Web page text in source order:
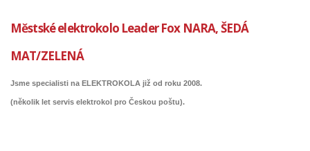
Městské elektrokolo Leader Fox NARA, ŠEDÁ
MAT/ZELENÁ
Jsme specialisti na ELEKTROKOLA již od roku 2008.
(několik let servis elektrokol pro Českou poštu).